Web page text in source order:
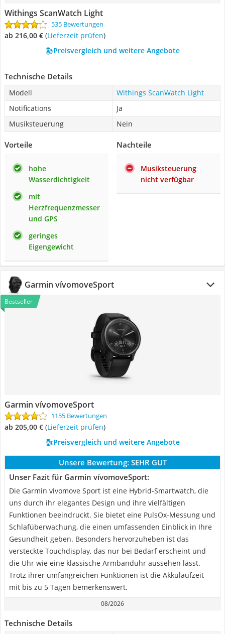
Withings ScanWatch Light
535 Bewertungen
ab 216,00 € (Lieferzeit prüfen)
Preisvergleich und weitere Angebote
Technische Details
Modell
Withings ScanWatch Light
Notifications
Ja
Musiksteuerung
Nein
Vorteile
hohe
Wasserdichtigkeit
mit
Herzfrequenzmesser
und GPS
geringes
Eigengewicht
Nachteile
Musiksteuerung
nicht verfügbar
Garmin vívomoveSport
Bestseller
Garmin vívomoveSport
1155 Bewertungen
ab 205,00 € (Lieferzeit prüfen)
Preisvergleich und weitere Angebote
Unsere Bewertung: SEHR GUT
Unser Fazit für Garmin vívomoveSport:
Die Garmin vivomove Sport ist eine Hybrid-Smartwatch, die
uns durch ihr elegantes Design und ihre vielfältigen
Funktionen beeindruckt. Sie bietet eine PulsOx-Messung und
Schlafüberwachung, die einen umfassenden Einblick in Ihre
Gesundheit geben. Besonders hervorzuheben ist das
versteckte Touchdisplay, das nur bei Bedarf erscheint und
die Uhr wie eine klassische Armbanduhr aussehen lässt.
Trotz ihrer umfangreichen Funktionen ist die Akkulaufzeit
mit bis zu 5 Tagen bemerkenswert.
08/2026
Technische Details